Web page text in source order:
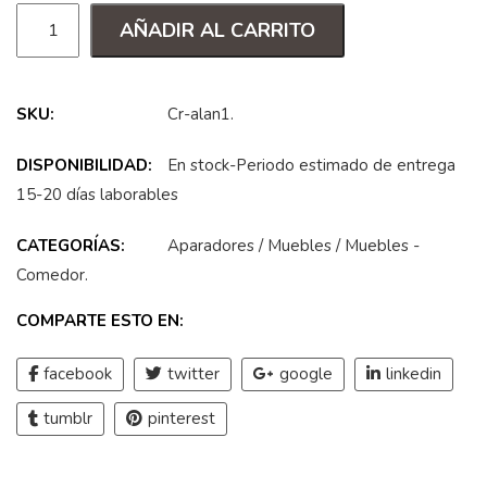
AÑADIR AL CARRITO
SKU: Cr-alan1.
DISPONIBILIDAD:
En stock-Periodo estimado de entrega
15-20 días laborables
CATEGORÍAS: Aparadores / Muebles / Muebles -
Comedor.
COMPARTE ESTO EN:
facebook twitter google linkedin
tumblr pinterest